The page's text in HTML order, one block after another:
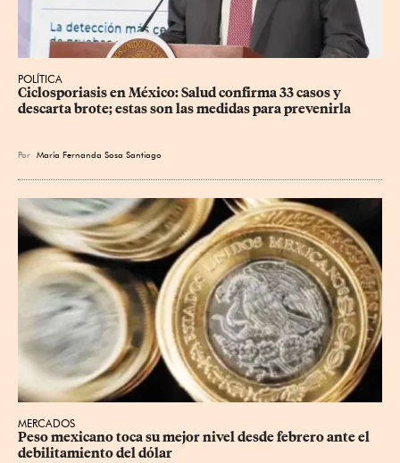
POLÍTICA
Ciclosporiasis en México: Salud confirma 33 casos y
descarta brote; estas son las medidas para prevenirla
Por María Fernanda Sosa Santiago
MERCADOS
Peso mexicano toca su mejor nivel desde febrero ante el
debilitamiento del dólar